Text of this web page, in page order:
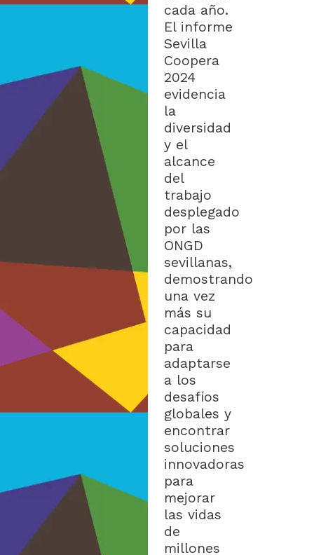
cada año.
El informe
Sevilla
Coopera
2024
evidencia
la
diversidad
y el
alcance
del
trabajo
desplegado
por las
ONGD
sevillanas,
demostrando
una vez
más su
capacidad
para
adaptarse
a los
desafíos
globales y
encontrar
soluciones
innovadoras
para
mejorar
las vidas
de
millones